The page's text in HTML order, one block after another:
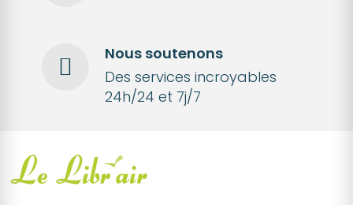
Nous soutenons
Des services incroyables
24h/24 et 7j/7